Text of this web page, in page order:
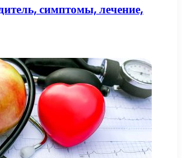
симптомы, лечение,